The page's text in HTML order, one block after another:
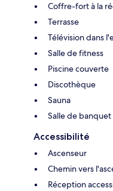
Coffre-fort à la
Terrasse
Télévision dans
Salle de fitness
Piscine couverte
Discothèque
Sauna
Salle de banquet
Accessibilité
Ascenseur
Chemin vers
Réception